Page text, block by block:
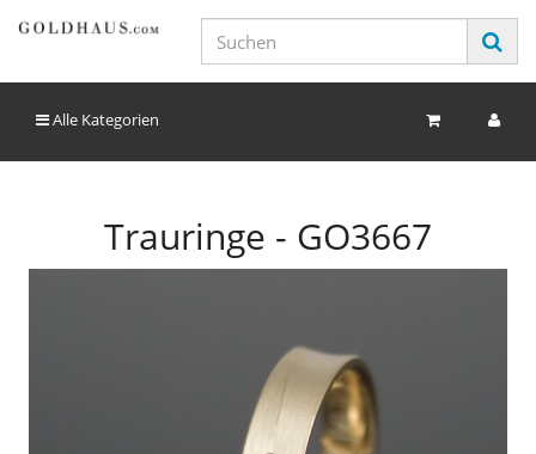
Alle Kategorien
Trauringe - GO3667